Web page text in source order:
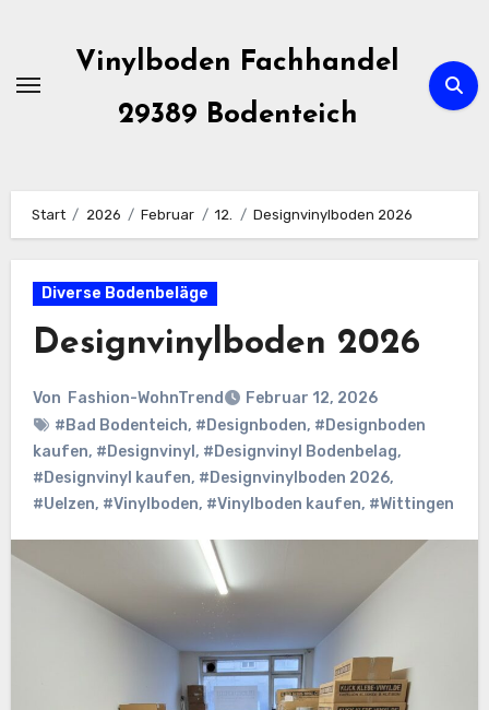
springen
Vinylboden Fachhandel
29389 Bodenteich
Start 2026 Februar 12. Designvinylboden 2026
Diverse Bodenbeläge
Designvinylboden 2026
Von Fashion-WohnTrend
Februar 12, 2026
#Bad Bodenteich, #Designboden, #Designboden
kaufen, #Designvinyl , #Designvinyl Bodenbelag,
#Designvinyl kaufen, #Designvinylboden 2026,
#Uelzen, #Vinylboden, #Vinylboden kaufen, #Wittingen